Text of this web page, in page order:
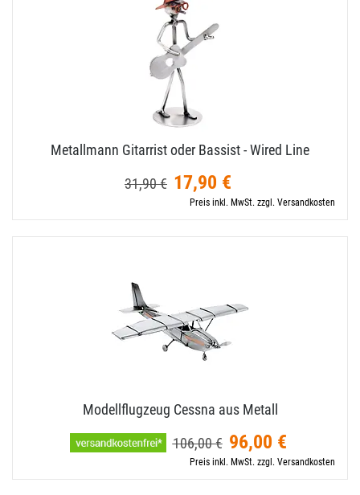
Metallmann Gitarrist oder Bassist - Wired Line
31,90 € 17,90 €
Preis inkl. MwSt. zzgl. Versandkosten
Modellflugzeug Cessna aus Metall
106,00 € 96,00 €
Preis inkl. MwSt. zzgl. Versandkosten